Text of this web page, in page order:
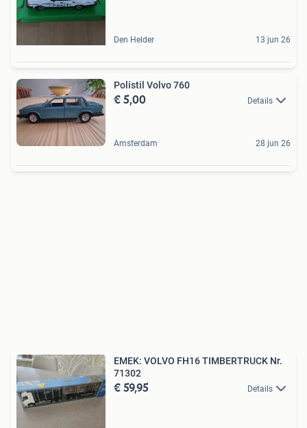
Den Helder 13 jun 26
Polistil Volvo 760
€ 5,00 Details
Amsterdam 28 jun 26
EMEK: VOLVO FH16 TIMBERTRUCK Nr.
71302
€ 59,95 Details